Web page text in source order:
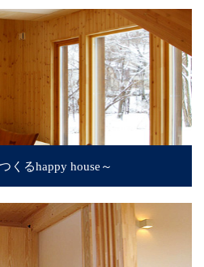
くるhappy house～